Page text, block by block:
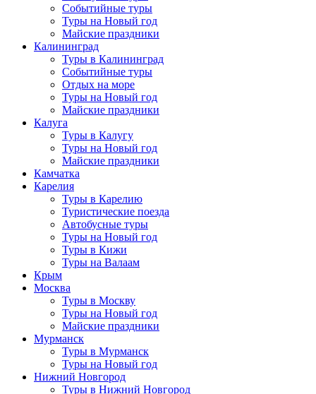
Событийные туры
Туры на Новый год
Майские праздники
Калининград
Туры в Калининград
Событийные туры
Отдых на море
Туры на Новый год
Майские праздники
Калуга
Туры в Калугу
Туры на Новый год
Майские праздники
Камчатка
Карелия
Туры в Карелию
Туристические поезда
Автобусные туры
Туры на Новый год
Туры в Кижи
Туры на Валаам
Крым
Москва
Туры в Москву
Туры на Новый год
Майские праздники
Мурманск
Туры в Мурманск
Туры на Новый год
Нижний Новгород
Туры в Нижний Новгород